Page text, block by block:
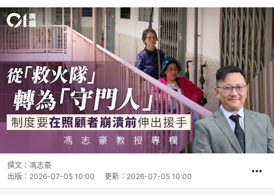
撰文： 馮志豪
出版： 2026-07-05 10:00 更新： 2026-07-05 10:00